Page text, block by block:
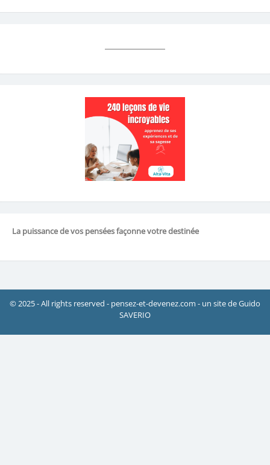
La puissance de vos pensées façonne votre destinée
© 2025 - All rights reserved - pensez-et-devenez.com - un site de Guido
SAVERIO